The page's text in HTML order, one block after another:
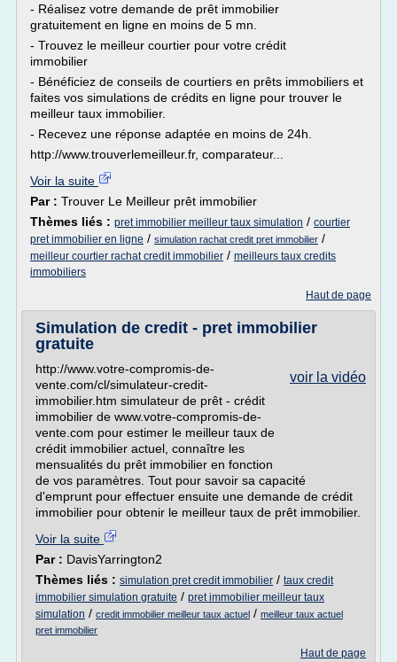
- Réalisez votre demande de prêt immobilier
gratuitement en ligne en moins de 5 mn.
- Trouvez le meilleur courtier pour votre crédit
immobilier
- Bénéficiez de conseils de courtiers en prêts immobiliers et
faites vos simulations de crédits en ligne pour trouver le
meilleur taux immobilier.
- Recevez une réponse adaptée en moins de 24h.
http://www.trouverlemeilleur.fr, comparateur...
Voir la suite
Par : Trouver Le Meilleur prêt immobilier
Thèmes liés : pret immobilier meilleur taux simulation / courtier
pret immobilier en ligne / simulation rachat credit pret immobilier /
meilleur courtier rachat credit immobilier / meilleurs taux credits
immobiliers
Haut de page
Simulation de credit - pret immobilier
gratuite
voir la vidéo
http://www.votre-compromis-de-
vente.com/cl/simulateur-credit-
immobilier.htm simulateur de prêt - crédit
immobilier de www.votre-compromis-de-
vente.com pour estimer le meilleur taux de
crédit immobilier actuel, connaître les
mensualités du prêt immobilier en fonction
de vos paramètres. Tout pour savoir sa capacité
d'emprunt pour effectuer ensuite une demande de crédit
immobilier pour obtenir le meilleur taux de prêt immobilier.
Voir la suite
Par : DavisYarrington2
Thèmes liés : simulation pret credit immobilier / taux credit
immobilier simulation gratuite / pret immobilier meilleur taux
simulation / credit immobilier meilleur taux actuel / meilleur taux actuel
pret immobilier
Haut de page